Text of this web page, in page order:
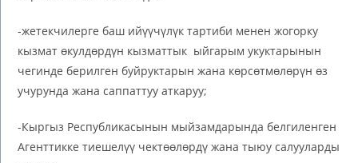
-жетекчилерге баш ийүүчүлүк тартиби менен жогорку
кызмат өкулдөрдүн кызматтык ыйгарым укуктарынын
чегинде берилген буйруктарын жана көрсөтмөлөрүн өз
учурунда жана саппаттуу аткаруу;
-Кыргыз Республикасынын мыйзамдарында белгиленген
Агенттикке тиешелүү чектөөлөрдү жана тыюу салууларды